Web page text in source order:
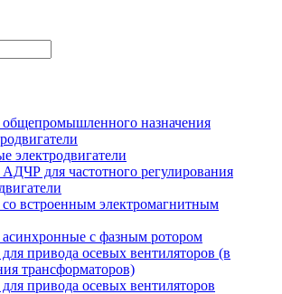
общепромышленного назначения
электродвигатели
для частотного регулирования
со встроенным электромагнитным
асинхронные с фазным ротором
привода осевых вентиляторов (в
трансформаторов)
привода осевых вентиляторов